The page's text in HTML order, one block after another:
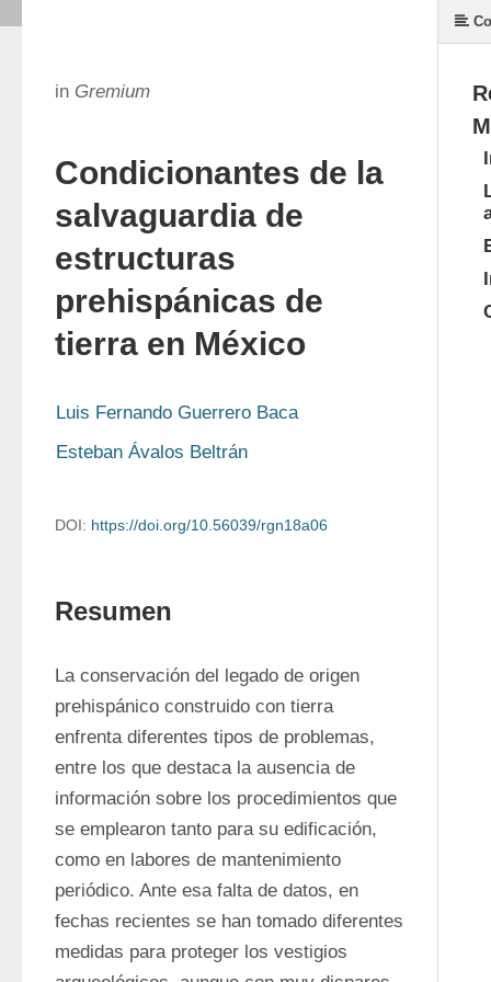
in Gremium
Condicionantes de la
salvaguardia de
estructuras
prehispánicas de
tierra en México
Luis Fernando Guerrero Baca
Esteban Ávalos Beltrán
DOI: https://doi.org/10.56039/rgn18a06
Resumen
La conservación del legado de origen
prehispánico construido con tierra
enfrenta diferentes tipos de problemas,
entre los que destaca la ausencia de
información sobre los procedimientos que
se emplearon tanto para su edificación,
como en labores de mantenimiento
periódico. Ante esa falta de datos, en
fechas recientes se han tomado diferentes
medidas para proteger los vestigios